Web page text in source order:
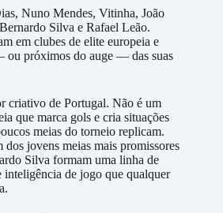
Nuno Mendes, Vitinha, João
Silva e Rafael Leão.
em clubes de elite europeia e
ou próximos do auge — das suas
criativo de Portugal. Não é um
que marca gols e cria situações
meias do torneio replicam.
jovens meias mais promissores
Silva formam uma linha de
inteligência de jogo que qualquer